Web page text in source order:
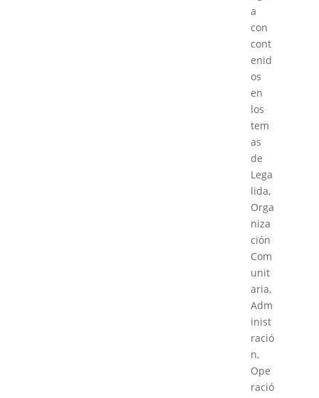
a
con
cont
enid
os
en
los
tem
as
de
Lega
lida,
Orga
niza
ción
Com
unit
aria,
Adm
inist
ració
n,
Ope
ració